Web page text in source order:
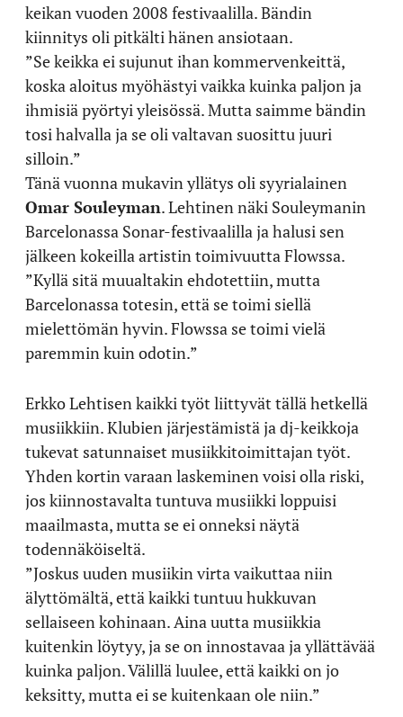
keikan vuoden 2008 festivaalilla. Bändin
kiinnitys oli pitkälti hänen ansiotaan.
”Se keikka ei sujunut ihan kommervenkeittä,
koska aloitus myöhästyi vaikka kuinka paljon ja
ihmisiä pyörtyi yleisössä. Mutta saimme bändin
tosi halvalla ja se oli valtavan suosittu juuri
silloin.”
Tänä vuonna mukavin yllätys oli syyrialainen
Omar Souleyman. Lehtinen näki Souleymanin
Barcelonassa Sonar-festivaalilla ja halusi sen
jälkeen kokeilla artistin toimivuutta Flowssa.
”Kyllä sitä muualtakin ehdotettiin, mutta
Barcelonassa totesin, että se toimi siellä
mielettömän hyvin. Flowssa se toimi vielä
paremmin kuin odotin.”
Erkko Lehtisen kaikki työt liittyvät tällä hetkellä
musiikkiin. Klubien järjestämistä ja dj-keikkoja
tukevat satunnaiset musiikkitoimittajan työt.
Yhden kortin varaan laskeminen voisi olla riski,
jos kiinnostavalta tuntuva musiikki loppuisi
maailmasta, mutta se ei onneksi näytä
todennäköiseltä.
”Joskus uuden musiikin virta vaikuttaa niin
älyttömältä, että kaikki tuntuu hukkuvan
sellaiseen kohinaan. Aina uutta musiikkia
kuitenkin löytyy, ja se on innostavaa ja yllättävää
kuinka paljon. Välillä luulee, että kaikki on jo
keksitty, mutta ei se kuitenkaan ole niin.”